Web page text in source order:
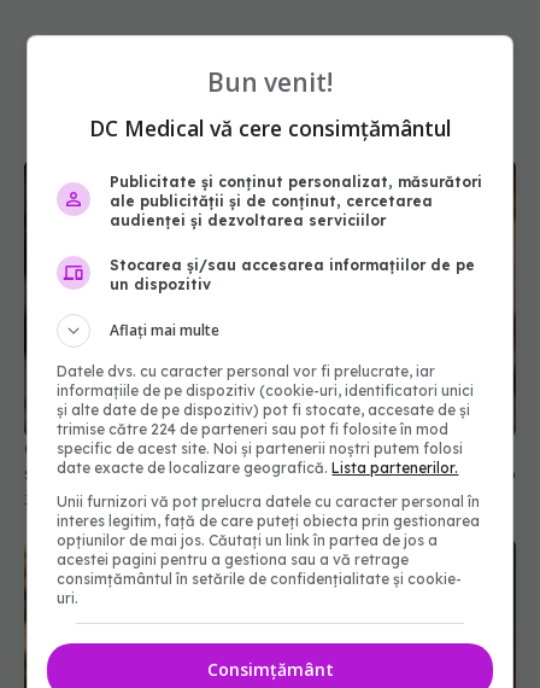
CNAS propune reforma Contractului-cadru. Ce se
schimbă pentru pacienți, medici și spitale din 2026
30 iul 2026, 19:45
Bun venit!
DC Medical vă cere consimțământul
Publicitate și conținut personalizat, măsurători
ale publicității și de conținut, cercetarea
audienței și dezvoltarea serviciilor
Stocarea și/sau accesarea informațiilor de pe
un dispozitiv
Aflați mai multe
Datele dvs. cu caracter personal vor fi prelucrate, iar
informațiile de pe dispozitiv (cookie-uri, identificatori unici
și alte date de pe dispozitiv) pot fi stocate, accesate de și
trimise către 224 de parteneri sau pot fi folosite în mod
specific de acest site. Noi și partenerii noștri putem folosi
date exacte de localizare geografică.Lista partenerilor.
Unii furnizori vă pot prelucra datele cu caracter personal în
interes legitim, față de care puteți obiecta prin gestionarea
opțiunilor de mai jos. Căutați un link în partea de jos a
acestei pagini pentru a gestiona sau a vă retrage
consimțământul în setările de confidențialitate și cookie-
uri.
Consimțământ